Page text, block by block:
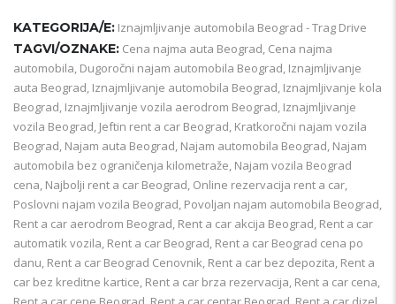
KATEGORIJA/E: Iznajmljivanje automobila Beograd - Trag Drive
TAGVI/OZNAKE: Cena najma auta Beograd, Cena najma
automobila, Dugoročni najam automobila Beograd, Iznajmljivanje
auta Beograd, Iznajmljivanje automobila Beograd, Iznajmljivanje kola
Beograd, Iznajmljivanje vozila aerodrom Beograd, Iznajmljivanje
vozila Beograd, Jeftin rent a car Beograd, Kratkoročni najam vozila
Beograd, Najam auta Beograd, Najam automobila Beograd, Najam
automobila bez ograničenja kilometraže, Najam vozila Beograd
cena, Najbolji rent a car Beograd, Online rezervacija rent a car,
Poslovni najam vozila Beograd, Povoljan najam automobila Beograd,
Rent a car aerodrom Beograd, Rent a car akcija Beograd, Rent a car
automatik vozila, Rent a car Beograd, Rent a car Beograd cena po
danu, Rent a car Beograd Cenovnik, Rent a car bez depozita, Rent a
car bez kreditne kartice, Rent a car brza rezervacija, Rent a car cena,